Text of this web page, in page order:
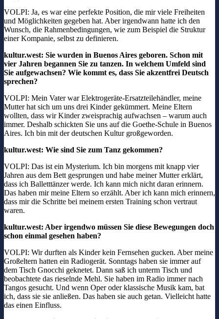
VOLPI: Ja, es war eine perfekte Position, die mir viele Freiheiten
und Möglichkeiten gegeben hat. Aber irgendwann hatte ich den
Wunsch, die Rahmenbedingungen, wie zum Beispiel die Struktur
einer Kompanie, selbst zu definieren.
kultur.west: Sie wurden in Buenos Aires geboren. Schon mit
vier Jahren begannen Sie zu tanzen. In welchem Umfeld sind
Sie aufgewachsen? Wie kommt es, dass Sie akzentfrei Deutsch
sprechen?
VOLPI: Mein Vater war Elektrogeräte-Ersatzteilehändler, meine
Mutter hat sich um uns drei Kinder gekümmert. Meine Eltern
wollten, dass wir Kinder zweisprachig aufwachsen – warum auch
immer. Deshalb schickten Sie uns auf die Goethe-Schule in Buenos
Aires. Ich bin mit der deutschen Kultur großgeworden.
kultur.west: Wie sind Sie zum Tanz gekommen?
VOLPI: Das ist ein Mysterium. Ich bin morgens mit knapp vier
Jahren aus dem Bett gesprungen und habe meiner Mutter erklärt,
dass ich Balletttänzer werde. Ich kann mich nicht daran erinnern.
Das haben mir meine Eltern so erzählt. Aber ich kann mich erinnern,
dass mir die Schritte bei meinem ersten Training schon vertraut
waren.
kultur.west: Aber irgendwo müssen Sie diese Bewegungen doch
schon einmal gesehen haben?
VOLPI: Wir durften als Kinder kein Fernsehen gucken. Aber meine
Großeltern hatten ein Radiogerät. Sonntags haben sie immer auf
dem Tisch Gnocchi geknetet. Dann saß ich unterm Tisch und
beobachtete das rieselnde Mehl. Sie haben im Radio immer nach
Tangos gesucht. Und wenn Oper oder klassische Musik kam, bat
ich, dass sie sie anließen. Das haben sie auch getan. Vielleicht hatte
das einen Einfluss.